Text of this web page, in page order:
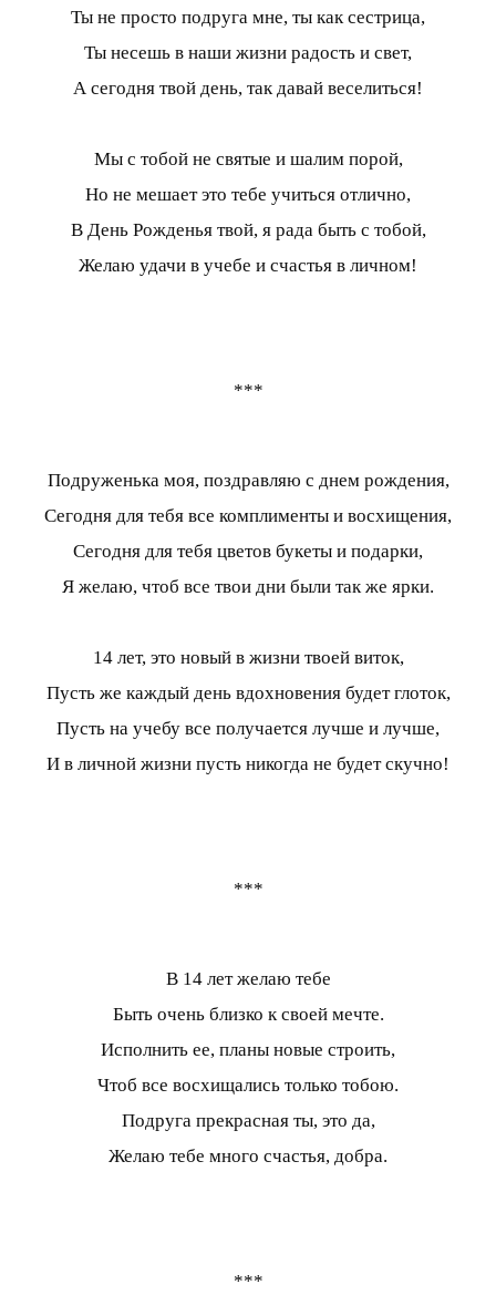
Ты не просто подруга мне, ты как сестрица,
Ты несешь в наши жизни радость и свет,
А сегодня твой день, так давай веселиться!
Мы с тобой не святые и шалим порой,
Но не мешает это тебе учиться отлично,
В День Рожденья твой, я рада быть с тобой,
Желаю удачи в учебе и счастья в личном!
***
Подруженька моя, поздравляю с днем рождения,
Сегодня для тебя все комплименты и восхищения,
Сегодня для тебя цветов букеты и подарки,
Я желаю, чтоб все твои дни были так же ярки.
14 лет, это новый в жизни твоей виток,
Пусть же каждый день вдохновения будет глоток,
Пусть на учебу все получается лучше и лучше,
И в личной жизни пусть никогда не будет скучно!
***
В 14 лет желаю тебе
Быть очень близко к своей мечте.
Исполнить ее, планы новые строить,
Чтоб все восхищались только тобою.
Подруга прекрасная ты, это да,
Желаю тебе много счастья, добра.
***